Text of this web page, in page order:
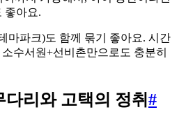
좋아요.
마파크)도 함께 묶기 좋아요. 시간
수서원+선비촌만으로도 충분히
리와 고택의 정취#